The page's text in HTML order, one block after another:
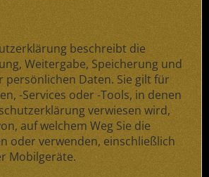
beschreibt die
Weitergabe, Speicherung und
persönlichen Daten. Sie gilt für
-Services oder -Tools, in denen
verwiesen wird,
auf welchem Weg Sie die
oder verwenden, einschließlich
Mobilgeräte.